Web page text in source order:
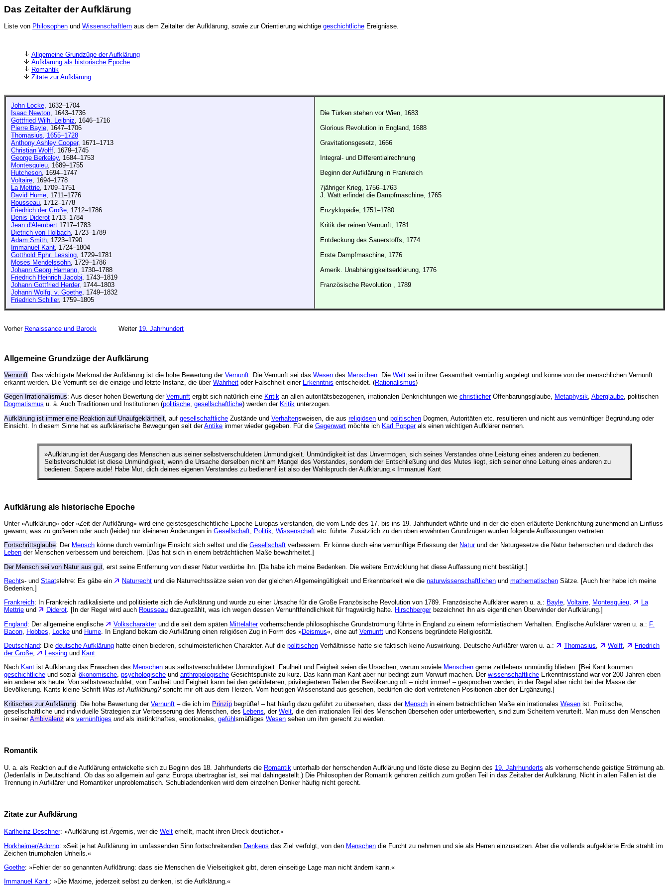
Das Zeitalter der Aufklärung
Liste von Philosophen und Wissenschaftlern aus dem Zeitalter der Aufklärung, sowie zur Orientierung wichtige geschichtliche Ereignisse.
Allgemeine Grundzüge der Aufklärung
Aufklärung als historische Epoche
Romantik
Zitate zur Aufklärung
John Locke, 1632–1704
Isaac Newton, 1643–1736
Gottfried Wilh. Leibniz, 1646–1716
Pierre Bayle, 1647–1706
Thomasius, 1655–1728
Anthony Ashley Cooper, 1671–1713
Christian Wolff, 1679–1745
George Berkeley, 1684–1753
Montesquieu, 1689–1755
Hutcheson, 1694–1747
Voltaire, 1694–1778
La Mettrie, 1709–1751
David Hume, 1711–1776
Rousseau, 1712–1778
Friedrich der Große, 1712–1786
Denis Diderot 1713–1784
Jean d'Alembert 1717–1783
Dietrich von Holbach, 1723–1789
Adam Smith, 1723–1790
Immanuel Kant, 1724–1804
Gotthold Ephr. Lessing, 1729–1781
Moses Mendelssohn, 1729–1786
Johann Georg Hamann, 1730–1788
Friedrich Heinrich Jacobi, 1743–1819
Johann Gottfried Herder, 1744–1803
Johann Wolfg. v. Goethe, 1749–1832
Friedrich Schiller, 1759–1805
Die Türken stehen vor Wien, 1683
Glorious Revolution in England, 1688
Gravitationsgesetz, 1666
Integral- und Differentialrechnung
Beginn der Aufklärung in Frankreich
7jähriger Krieg, 1756–1763
J. Watt erfindet die Dampfmaschine, 1765
Enzyklopädie, 1751–1780
Kritik der reinen Vernunft, 1781
Entdeckung des Sauerstoffs, 1774
Erste Dampfmaschine, 1776
Amerik. Unabhängigkeitserklärung, 1776
Französische Revolution , 1789
Vorher Renaissance und Barock Weiter 19. Jahrhundert
Allgemeine Grundzüge der Aufklärung
Vernunft: Das wichtigste Merkmal der Aufklärung ist die hohe Bewertung der Vernunft. Die Vernunft sei das Wesen des Menschen. Die Welt sei in ihrer Gesamtheit vernünftig angelegt und könne von der menschlichen Vernunft
erkannt werden. Die Vernunft sei die einzige und letzte Instanz, die über Wahrheit oder Falschheit einer Erkenntnis entscheidet. (Rationalismus)
Gegen Irrationalismus: Aus dieser hohen Bewertung der Vernunft ergibt sich natürlich eine Kritik an allen autoritätsbezogenen, irrationalen Denkrichtungen wie christlicherOffenbarungsglaube, Metaphysik, Aberglaube, politischen
Dogmatismus u. ä. Auch Traditionen und Institutionen (politische, gesellschaftliche) werden der Kritik unterzogen.
Aufklärung ist immer eine Reaktion auf Unaufgeklärtheit , auf gesellschaftliche Zustände und Verhaltensweisen, die aus religiösen und politischen Dogmen, Autoritäten etc. resultieren und nicht aus vernünftiger Begründung oder
Einsicht. In diesem Sinne hat es aufklärerische Bewegungen seit derAntike immer wieder gegeben. Für die Gegenwart möchte ich Karl Popperals einen wichtigen Aufklärer nennen.
»Aufklärung ist der Ausgang des Menschen aus seiner selbstverschuldeten Unmündigkeit. Unmündigkeit ist das Unvermögen, sich seines Verstandes ohne Leistung eines anderen zu bedienen.
Selbstverschuldet ist diese Unmündigkeit, wenn die Ursache derselben nicht am Mangel des Verstandes, sondern der Entschließung und des Mutes liegt, sich seiner ohne Leitung eines anderen zu
bedienen. Sapere aude! Habe Mut, dich deines eigenen Verstandes zu bedienen! ist also der Wahlspruch der Aufklärung.« Immanuel Kant
Aufklärung als historische Epoche
Unter »Aufklärung« oder »Zeit der Aufklärung« wird eine geistesgeschichtliche Epoche Europas verstanden, die vom Ende des 17. bis ins 19. Jahrhundert währte und in der die eben erläuterte Denkrichtung zunehmend an Einfluss
gewann, was zu größeren oder auch (leider) nur kleineren Änderungen in Gesellschaft, Politik, Wissenschaft etc. führte. Zusätzlich zu den oben erwähnten Grundzügen wurden folgende Auffassungen vertreten:
Fortschrittsglaube: Der Mensch könne durch vernünftige Einsicht sich selbst und die Gesellschaft verbessern. Er könne durch eine vernünftige Erfassung der Naturund der Naturgesetze die Natur beherrschen und dadurch das
Leben der Menschen verbessern und bereichern. [Das hat sich in einem beträchtlichen Maße bewahrheitet.]
Der Mensch sei von Natur aus gut , erst seine Entfernung von dieser Natur verdürbe ihn. [Da habe ich meine Bedenken. Die weitere Entwicklung hat diese Auffassung nicht bestätigt.]
Rechts- und Staatslehre: Es gäbe ein Naturrecht und die Naturrechtssätze seien von der gleichen Allgemeingültigkeit und Erkennbarkeit wie die naturwissenschaftlichen und mathematischen Sätze. [Auch hier habe ich meine
Bedenken.]
Frankreich: In Frankreich radikalisierte und politisierte sich die Aufklärung und wurde zu einer Ursache für die Große Französische Revolution von 1789. Französische Aufklärer waren u. a.: Bayle, Voltaire, Montesquieu,
La
Mettrie und Diderot. [In der Regel wird auch Rousseau dazugezählt, was ich wegen dessen Vernunftfeindlichkeit für fragwürdig halte. Hirschbergerbezeichnet ihn als eigentlichen Überwinder der Aufklärung.]
England: Der allgemeine englische Volkscharakterund die seit dem späten Mittelaltervorherrschende philosophische Grundströmung führte in England zu einem reformistischem Verhalten. Englische Aufklärer waren u. a.: F.
Bacon
Hobbes Locke und Hume . In England bekam die Aufklärung einen religiösen Zug in Form des »Deismus«, eine auf Vernunft und Konsens begründete Religiosität.
Deutschland: Die deutsche Aufklärung hatte einen biederen, schulmeisterlichen Charakter. Auf die politischen Verhältnisse hatte sie faktisch keine Auswirkung. Deutsche Aufklärer waren u. a.: Thomasius, Wolff,
Friedrich
der Große, Lessing und Kant.
Nach Kant ist Aufklärung das Erwachen des Menschen aus selbstverschuldeter Unmündigkeit. Faulheit und Feigheit seien die Ursachen, warum soviele Menschen gerne zeitlebens unmündig blieben. [Bei Kant kommen
geschichtliche und sozial-ökonomische, psychologische und anthropologische Gesichtspunkte zu kurz. Das kann man Kant aber nur bedingt zum Vorwurf machen. Der wissenschaftliche Erkenntnisstand war vor 200 Jahren eben
ein anderer als heute. Von selbstverschuldet, von Faulheit und Feigheit kann bei den gebildeteren, privilegierteren Teilen der Bevölkerung oft – nicht immer! – gesprochen werden, in der Regel aber nicht bei der Masse der
Bevölkerung. Kants kleine Schrift Was ist Aufklärung?spricht mir oft aus dem Herzen. Vom heutigen Wissenstand aus gesehen, bedürfen die dort vertretenen Positionen aber der Ergänzung.]
Kritisches zur Aufklärung: Die hohe Bewertung der Vernunft – die ich im Prinzip begrüße! – hat häufig dazu geführt zu übersehen, dass der Mensch in einem beträchtlichen Maße ein irrationales Wesen ist. Politische,
gesellschaftliche und individuelle Strategien zur Verbesserung des Menschen, des Lebens , der Welt , die den irrationalen Teil des Menschen übersehen oder unterbewerten, sind zum Scheitern verurteilt. Man muss den Menschen
in seinerAmbivalenz als vernünftiges undals instinkthaftes, emotionales, gefühlsmäßiges Wesen sehen um ihm gerecht zu werden.
Romantik
U. a. als Reaktion auf die Aufklärung entwickelte sich zu Beginn des 18. Jahrhunderts die Romantik unterhalb der herrschenden Aufklärung und löste diese zu Beginn des 19. Jahrhunderts als vorherrschende geistige Strömung ab.
(Jedenfalls in Deutschland. Ob das so allgemein auf ganz Europa übertragbar ist, sei mal dahingestellt.) Die Philosophen der Romantik gehören zeitlich zum großen Teil in das Zeitalter der Aufklärung. Nicht in allen Fällen ist die
Trennung in Aufklärer und Romantiker unproblematisch. Schubladendenken wird dem einzelnen Denker häufig nicht gerecht.
Zitate zur Aufklärung
Karlheinz Deschner: »Aufklärung ist Ärgernis, wer die Welt erhellt, macht ihren Dreck deutlicher.«
Horkheimer/Adorno: »Seit je hat Aufklärung im umfassenden Sinn fortschreitenden Denkens das Ziel verfolgt, von den Menschen die Furcht zu nehmen und sie als Herren einzusetzen. Aber die vollends aufgeklärte Erde strahlt im
Zeichen triumphalen Unheils.«
Goethe: »Fehler der so genannten Aufklärung: dass sie Menschen die Vielseitigkeit gibt, deren einseitige Lage man nicht ändern kann.«
Immanuel Kant : »Die Maxime, jederzeit selbst zu denken, ist die Aufklärung.«